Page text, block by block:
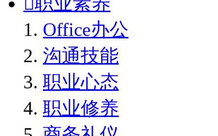
Office办公
沟通技能
职业心态
职业修养